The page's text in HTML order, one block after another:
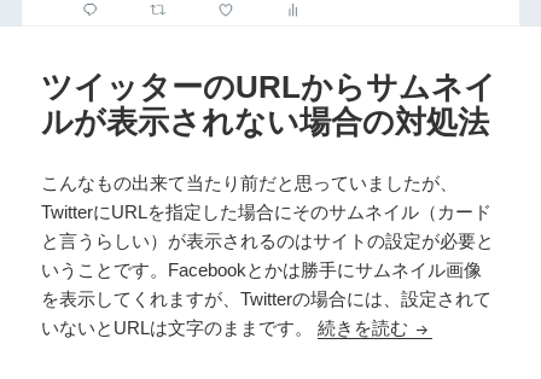
ツイッターのURLからサムネイ
ルが表示されない場合の対処法
こんなもの出来て当たり前だと思っていましたが、
TwitterにURLを指定した場合にそのサムネイル（カード
と言うらしい）が表示されるのはサイトの設定が必要と
いうことです。Facebookとかは勝手にサムネイル画像
を表示してくれますが、Twitterの場合には、設定されて
いないとURLは文字のままです。続きを読む ツイッターの